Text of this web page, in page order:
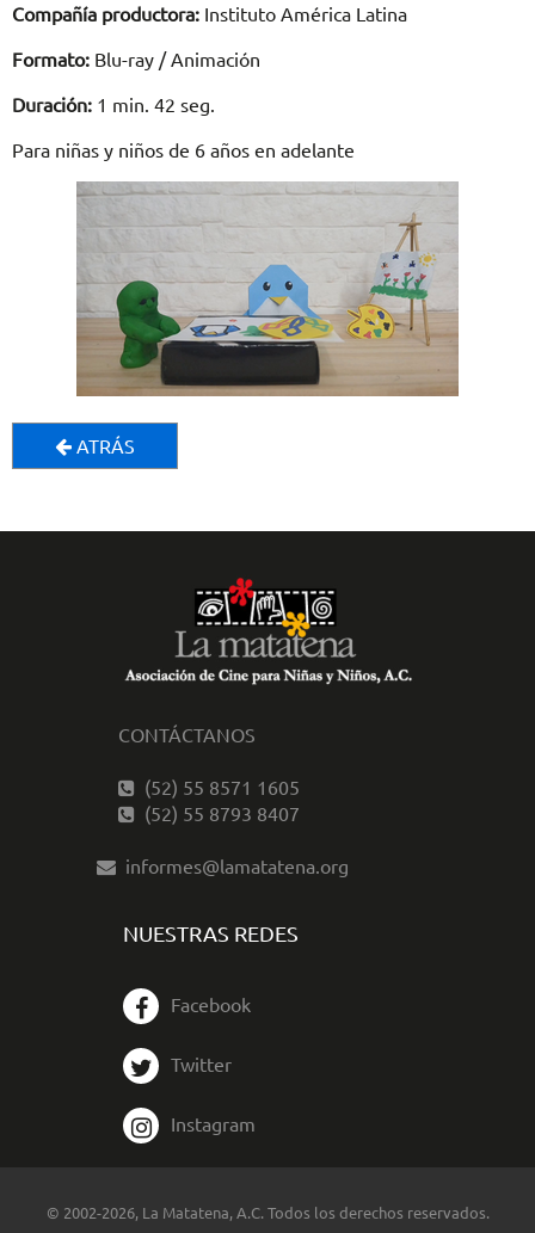
Compañía productora: Instituto América Latina
Formato: Blu-ray / Animación
Duración: 1 min. 42 seg.
Para niñas y niños de 6 años en adelante
ATRÁS
CONTÁCTANOS
(52) 55 8571 1605
(52) 55 8793 8407
informes@lamatatena.org
NUESTRAS REDES
Facebook
Twitter
Instagram
© 2002-2026, La Matatena, A.C. Todos los derechos reservados.